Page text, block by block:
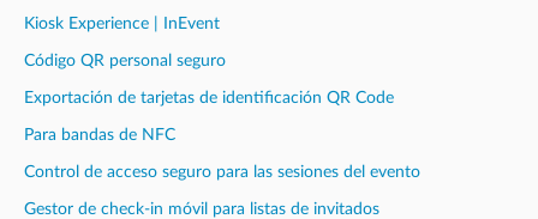
Kiosk Experience | InEvent
Código QR personal seguro
Exportación de tarjetas de identificación QR Code
Para bandas de NFC
Control de acceso seguro para las sesiones del evento
Gestor de check-in móvil para listas de invitados